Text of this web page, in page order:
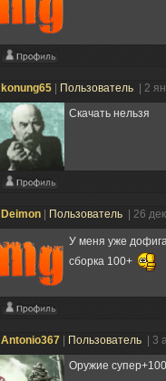
konung65 Пользователь | 2
Скачать нельзя
Deimon Пользователь | 26
У меня уже
сборка 100+
Antonio367 Пользователь | 3
Оружие